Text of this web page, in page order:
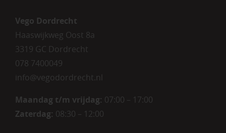
Vego Dordrecht
Haaswijkweg Oost 8a
3319 GC Dordrecht
078 7400049
info@vegodordrecht.nl
Maandag t/m vrijdag: 07:00 – 17:00
Zaterdag: 08:30 – 12:00